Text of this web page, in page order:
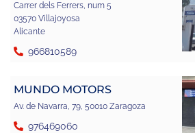
Carrer dels Ferrers, num 5
03570 Villajoyosa
Alicante
966810589
MUNDO MOTORS
Av. de Navarra, 79, 50010 Zaragoza
976469060